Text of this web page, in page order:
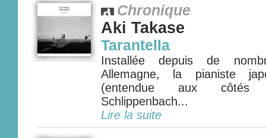
Chronique
Aki Takase
Tarantella
Installée depuis de
Allemagne, la pianiste
(entendue aux côtés
Schlippenbach...
Lire la suite